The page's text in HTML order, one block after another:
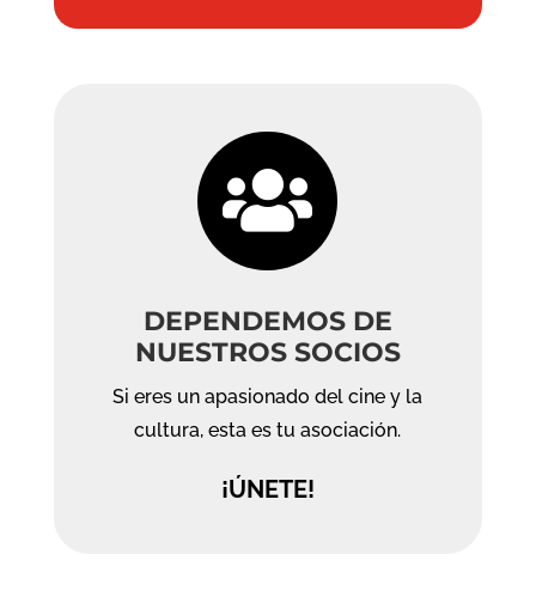

DEPENDEMOS DE
NUESTROS SOCIOS
Si eres un apasionado del cine y la
cultura, esta es tu asociación.
¡ÚNETE!